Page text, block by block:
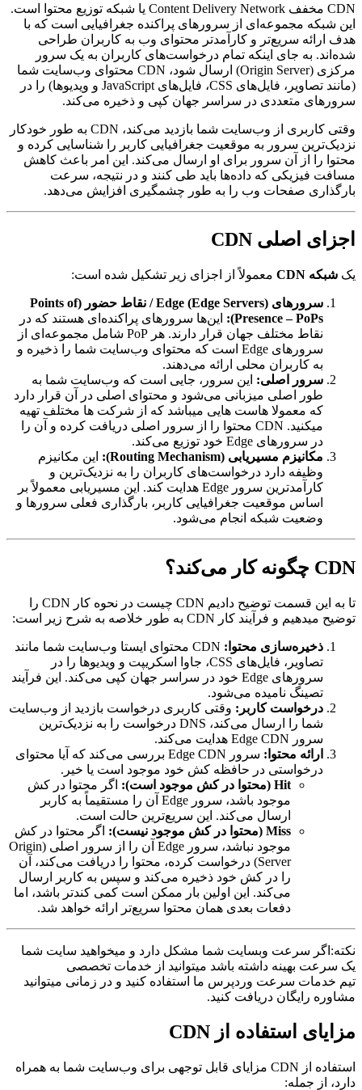
CDN مخفف Content Delivery Network یا شبکه توزیع محتوا است.
این شبکه مجموعه‌ای از سرورهای پراکنده جغرافیایی است که با
هدف ارائه سریع‌تر و کارآمدتر محتوای وب به کاربران طراحی
شده‌اند. به جای اینکه تمام درخواست‌های کاربران به یک سرور
مرکزی (Origin Server) ارسال شود، CDN محتوای وب‌سایت شما
(مانند تصاویر، فایل‌های CSS، فایل‌های JavaScript و ویدیوها) را در
سرورهای متعددی در سراسر جهان کپی و ذخیره می‌کند.
وقتی کاربری از وب‌سایت شما بازدید می‌کند، CDN به طور خودکار
نزدیک‌ترین سرور به موقعیت جغرافیایی کاربر را شناسایی کرده و
محتوا را از آن سرور برای او ارسال می‌کند. این امر باعث کاهش
مسافت فیزیکی که داده‌ها باید طی کنند و در نتیجه، سرعت
بارگذاری صفحات وب را به طور چشمگیری افزایش می‌دهد.
اجزای اصلی CDN
یک شبکه CDN معمولاً از اجزای زیر تشکیل شده است:
سرورهای Edge (Edge Servers) / نقاط حضور (Points of
Presence – PoPs):
این‌ها سرورهای پراکنده‌ای هستند که در
نقاط مختلف جهان قرار دارند. هر PoP شامل مجموعه‌ای از
سرورهای Edge است که محتوای وب‌سایت شما را ذخیره و
به کاربران محلی ارائه می‌دهند.
سرور اصلی: این سرور، جایی است که وب‌سایت شما به
طور اصلی میزبانی می‌شود و محتوای اصلی در آن قرار دارد
که معمولا هاست هایی میباشد که از شرکت ها مختلف تهیه
میکنید. CDN محتوا را از سرور اصلی دریافت کرده و آن را
در سرورهای Edge خود توزیع می‌کند.
مکانیزم مسیریابی (Routing Mechanism):
این مکانیزم
وظیفه دارد درخواست‌های کاربران را به نزدیک‌ترین و
کارآمدترین سرور Edge هدایت کند. این مسیریابی معمولاً بر
اساس موقعیت جغرافیایی کاربر، بارگذاری فعلی سرورها و
وضعیت شبکه انجام می‌شود.
CDN چگونه کار می‌کند؟
تا به این قسمت توضیح دادیم CDN چیست در نحوه کار CDN را
توضیح میدهیم و فرآیند کار CDN به طور خلاصه به شرح زیر است:
ذخیره‌سازی محتوا:
CDN محتوای ایستا وب‌سایت شما مانند
تصاویر، فایل‌های CSS، جاوا اسکریپت و ویدیوها را در
سرورهای Edge خود در سراسر جهان کپی می‌کند. این فرآیند
تصینگ نامیده می‌شود.
درخواست کاربر: وقتی کاربری درخواست بازدید از وب‌سایت
شما را ارسال می‌کند، DNS درخواست را به نزدیک‌ترین
سرور Edge CDN هدایت می‌کند.
ارائه محتوا:
سرور Edge CDN بررسی می‌کند که آیا محتوای
درخواستی در حافظه کش خود موجود است یا خیر.
Hit (محتوا در کش موجود است):
اگر محتوا در کش
موجود باشد، سرور Edge آن را مستقیماً به کاربر
ارسال می‌کند. این سریع‌ترین حالت است.
Miss (محتوا در کش موجود نیست):
اگر محتوا در کش
موجود نباشد، سرور Edge آن را از سرور اصلی (Origin
Server) درخواست کرده، محتوا را دریافت می‌کند، آن
را در کش خود ذخیره می‌کند و سپس به کاربر ارسال
می‌کند. این اولین بار ممکن است کمی کندتر باشد، اما
دفعات بعدی همان محتوا سریع‌تر ارائه خواهد شد.
نکته:اگر سرعت وبسایت شما مشکل دارد و میخواهید سایت شما
یک سرعت بهینه داشته باشد میتوانید از خدمات تخصصی
تیم خدمات سرعت وردپرس ما استفاده کنید و در زمانی میتوانید
مشاوره رایگان دریافت کنید.
مزایای استفاده از CDN
استفاده از CDN مزایای قابل توجهی برای وب‌سایت شما به همراه
دارد، از جمله: